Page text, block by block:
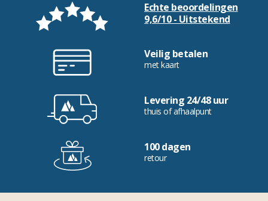
Echte beoordelingen
9,6/10 - Uitstekend
Veilig betalen
met kaart
Levering 24/48 uur
thuis of afhaalpunt
100 dagen
retour